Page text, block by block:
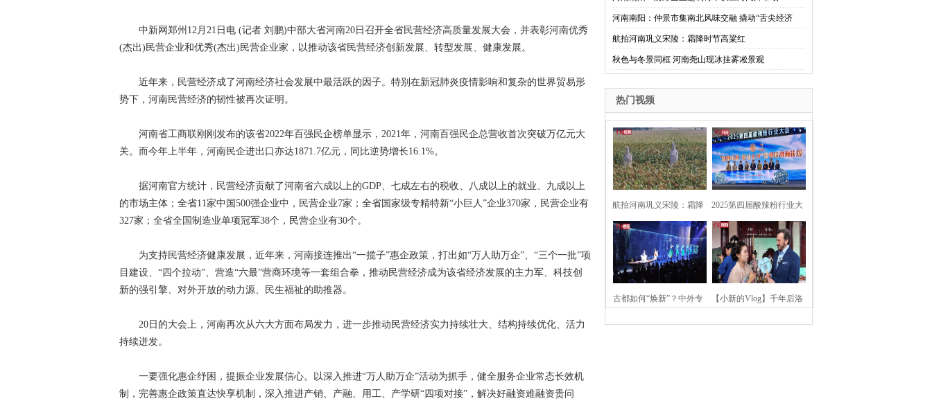
中新网郑州12月21日电 (记者 刘鹏)中部大省河南20日召开全省民营经济高质量发展大会，并表彰河南优秀
(杰出)民营企业和优秀(杰出)民营企业家，以推动该省民营经济创新发展、转型发展、健康发展。
近年来，民营经济成了河南经济社会发展中最活跃的因子。特别在新冠肺炎疫情影响和复杂的世界贸易形
势下，河南民营经济的韧性被再次证明。
河南省工商联刚刚发布的该省2022年百强民企榜单显示，2021年，河南百强民企总营收首次突破万亿元大
关。而今年上半年，河南民企进出口亦达1871.7亿元，同比逆势增长16.1%。
据河南官方统计，民营经济贡献了河南省六成以上的GDP、七成左右的税收、八成以上的就业、九成以上
的市场主体；全省11家中国500强企业中，民营企业7家；全省国家级专精特新“小巨人”企业370家，民营企业有
327家；全省全国制造业单项冠军38个，民营企业有30个。
为支持民营经济健康发展，近年来，河南接连推出“一揽子”惠企政策，打出如“万人助万企”、“三个一批”项
目建设、“四个拉动”、营造“六最”营商环境等一套组合拳，推动民营经济成为该省经济发展的主力军、科技创
新的强引擎、对外开放的动力源、民生福祉的助推器。
20日的大会上，河南再次从六大方面布局发力，进一步推动民营经济实力持续壮大、结构持续优化、活力
持续迸发。
一要强化惠企纾困，提振企业发展信心。以深入推进“万人助万企”活动为抓手，健全服务企业常态长效机
制，完善惠企政策直达快享机制，深入推进产销、产融、用工、产学研“四项对接”，解决好融资难融资贵问
河南南阳：仲景市集南北风味交融 撬动“舌尖经济
航拍河南巩义宋陵：霜降时节高粱红
秋色与冬景同框 河南尧山现冰挂雾凇景观
热门视频
航拍河南巩义宋陵：霜降
时节高粱红
2025第四届酸辣粉行业大
会在河南开封举行
古都如何“焕新”？中外专 【小新的Vlog】千年后洛